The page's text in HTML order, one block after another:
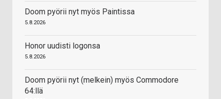
Doom pyörii nyt myös Paintissa
5.8.2026
Honor uudisti logonsa
5.8.2026
Doom pyörii nyt (melkein) myös Commodore
64:llä